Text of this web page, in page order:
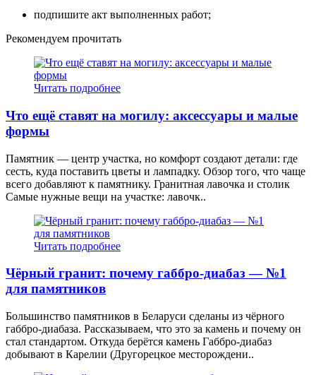
подпишите акт выполненных работ;
Рекомендуем прочитать
Читать подробнее
Что ещё ставят на могилу: аксессуары и малые
формы
Памятник — центр участка, но комфорт создают детали: где
сесть, куда поставить цветы и лампадку. Обзор того, что чаще
всего добавляют к памятнику. Гранитная лавочка и столик
Самые нужные вещи на участке: лавочк..
Читать подробнее
Чёрный гранит: почему габбро-диабаз — №1
для памятников
Большинство памятников в Беларуси сделаны из чёрного
габбро-диабаза. Рассказываем, что это за камень и почему он
стал стандартом. Откуда берётся камень Габбро-диабаз
добывают в Карелии (Другорецкое месторождени..